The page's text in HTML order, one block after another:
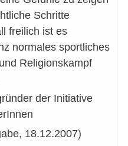
Schritte
freilich ist es
normales sportliches
Religionskampf
der Initiative
18.12.2007)